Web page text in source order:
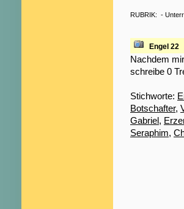
RUBRIK: -
Engel 22
Nachdem
schreibe 0
Stichworte:
Botschafter,
Gabriel,
Seraphim,